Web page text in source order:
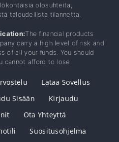
​​olosuhteita,
taloudellista tilannetta.
The financial products
carry a high level of risk and
of all your funds. You should
cannot afford to lose.
Lataa Sovellus
Sisään
Kirjaudu
Ota Yhteyttä
Suositusohjelma